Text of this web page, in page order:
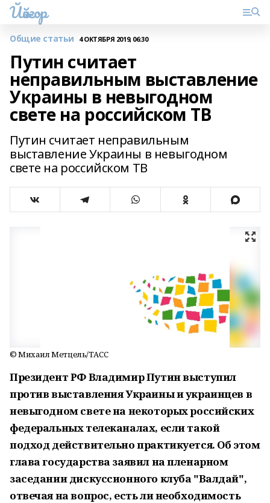
Йәйғор
Общие статьи 4 ОКТЯБРЯ 2019, 06:30
Путин считает
неправильным выставление
Украины в невыгодном
свете на российском ТВ
Путин считает неправильным
выставление Украины в невыгодном
свете на российском ТВ
© Михаил Метцель/ТАСС
Президент РФ Владимир Путин выступил
против выставления Украины и украинцев в
невыгодном свете на некоторых российских
федеральных телеканалах, если такой
подход действительно практикуется. Об этом
глава государства заявил на пленарном
заседании дискуссионного клуба "Валдай",
отвечая на вопрос, есть ли необходимость